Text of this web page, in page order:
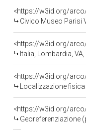
Civico Museo Parisi
<https://w3id.org/
Italia, Lombardia,
<https://w3id.org/
Localizzazione
<https://w3id.org/
Georeferenziazione